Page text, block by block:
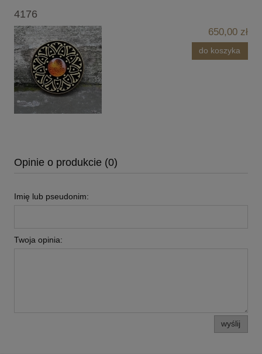
4176
650,00 zł
do koszyka
Opinie o produkcie (0)
Imię lub pseudonim:
Twoja opinia:
wyślij